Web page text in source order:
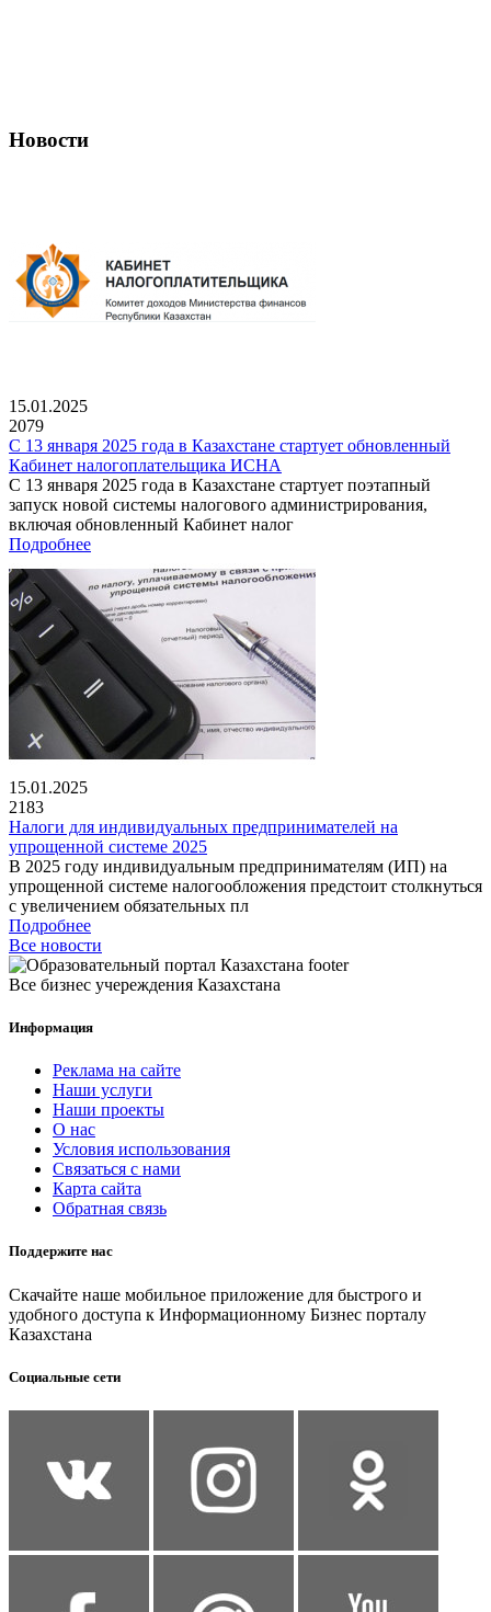
Новости
15.01.2025
2079
С 13 января 2025 года в Казахстане стартует обновленный
Кабинет налогоплательщика ИСНА
С 13 января 2025 года в Казахстане стартует поэтапный
запуск новой системы налогового администрирования,
включая обновленный Кабинет налог
Подробнее
15.01.2025
2183
Налоги для индивидуальных предпринимателей на
упрощенной системе 2025
В 2025 году индивидуальным предпринимателям (ИП) на
упрощенной системе налогообложения предстоит столкнуться
с увеличением обязательных пл
Подробнее
Все новости
Все бизнес учереждения Казахстана
Информация
Реклама на сайте
Наши услуги
Наши проекты
О нас
Условия использования
Связаться с нами
Карта сайта
Обратная связь
Поддержите нас
Скачайте наше мобильное приложение для быстрого и
удобного доступа к Информационному Бизнес порталу
Казахстана
Социальные сети